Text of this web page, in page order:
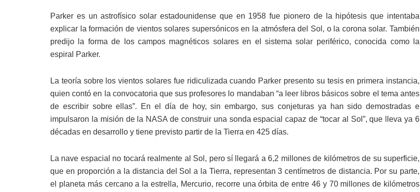
Parker es un astrofísico solar estadounidense que en 1958 fue pionero de la hipótesis que intentaba
explicar la formación de vientos solares supersónicos en la atmósfera del Sol, o la corona solar. También
predijo la forma de los campos magnéticos solares en el sistema solar periférico, conocida como la
espiral Parker.
La teoría sobre los vientos solares fue ridiculizada cuando Parker presento su tesis en primera instancia,
quien contó en la convocatoria que sus profesores lo mandaban “a leer libros básicos sobre el tema antes
de escribir sobre ellas”. En el día de hoy, sin embargo, sus conjeturas ya han sido demostradas e
impulsaron la misión de la NASA de construir una sonda espacial capaz de “tocar al Sol”, que lleva ya 6
décadas en desarrollo y tiene previsto partir de la Tierra en 425 días.
La nave espacial no tocará realmente al Sol, pero sí llegará a 6,2 millones de kilómetros de su superficie,
que en proporción a la distancia del Sol a la Tierra, representan 3 centímetros de distancia. Por su parte,
el planeta más cercano a la estrella, Mercurio, recorre una órbita de entre 46 y 70 millones de kilómetros